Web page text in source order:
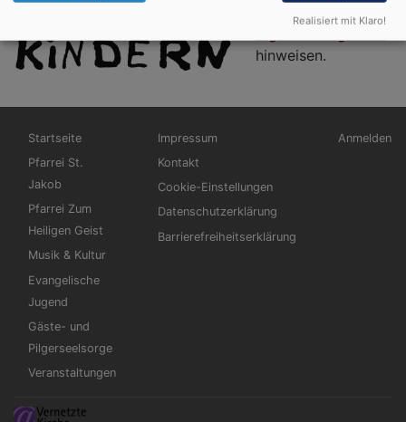
hinweisen.
Hauptnavigation
Startseite
Pfarrei St.
Jakob
Pfarrei Zum
Heiligen Geist
Musik & Kultur
Evangelische
Jugend
Gäste- und
Pilgerseelsorge
Veranstaltungen
Fußbereichsmenü
Impressum
Kontakt
Cookie-Einstellungen
Datenschutzerklärung
Barrierefreiheitserklärung
Anmelden
Realisiert mit Klaro!